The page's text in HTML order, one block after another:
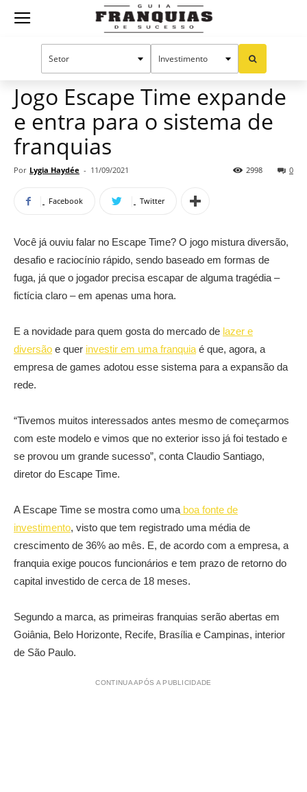
Guia
Mercado de franquias
Jogo Escape Time expande
e entra para o sistema de
franquias
Por Lygia Haydée - 11/09/2021 0
2998
Facebook Twitter
Você já ouviu falar no Escape Time? O jogo mistura diversão,
desafio e raciocínio rápido, sendo baseado em formas de
fuga, já que o jogador precisa escapar de alguma tragédia –
fictícia claro – em apenas uma hora.
E a novidade para quem gosta do mercado de lazer e
diversão e quer investir em uma franquia é que, agora, a
empresa de games adotou esse sistema para a expansão da
rede.
“Tivemos muitos interessados antes mesmo de começarmos
com este modelo e vimos que no exterior isso já foi testado e
se provou um grande sucesso”, conta Claudio Santiago,
diretor do Escape Time.
A Escape Time se mostra como uma boa fonte de
investimento, visto que tem registrado uma média de
crescimento de 36% ao mês. E, de acordo com a empresa, a
franquia exige poucos funcionários e tem prazo de retorno do
capital investido de cerca de 18 meses.
Segundo a marca, as primeiras franquias serão abertas em
Goiânia, Belo Horizonte, Recife, Brasília e Campinas, interior
de São Paulo.
CONTINUA APÓS A PUBLICIDADE